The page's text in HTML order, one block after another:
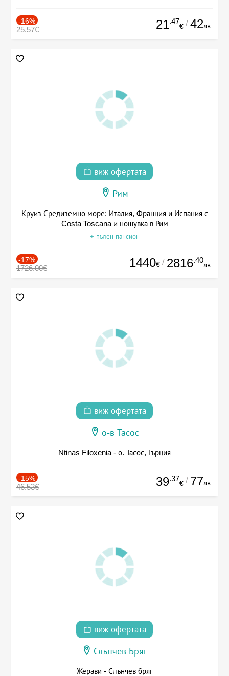
-16%
25.57€ 21.47
€ / 42лв.
виж офертата
Рим
Круиз Средиземно море: Италия, Франция и Испания с
Costa Toscana и нощувка в Рим
+ пълен пансион
-17%
1726.00€ 1440€ / 2816.40
лв.
виж офертата
о-в Тасос
Ntinas Filoxenia - о. Тасос, Гърция
-15%
46.53€ 39.37
€ / 77лв.
виж офертата
Слънчев Бряг
Жерави - Слънчев бряг